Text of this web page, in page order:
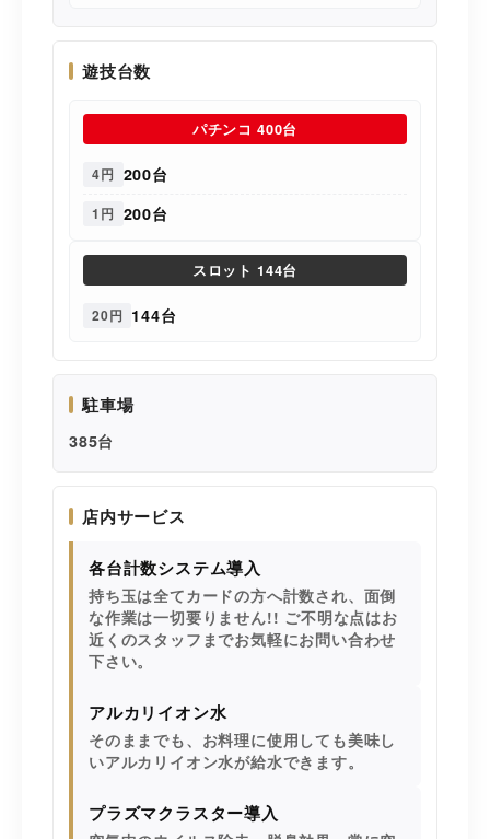
遊技台数
パチンコ 400台
4円 200台
1円 200台
スロット 144台
20円 144台
駐車場
385台
店内サービス
各台計数システム導入
持ち玉は全てカードの方へ計数され、面倒
な作業は一切要りません!! ご不明な点はお
近くのスタッフまでお気軽にお問い合わせ
下さい。
アルカリイオン水
そのままでも、お料理に使用しても美味し
いアルカリイオン水が給水できます。
プラズマクラスター導入